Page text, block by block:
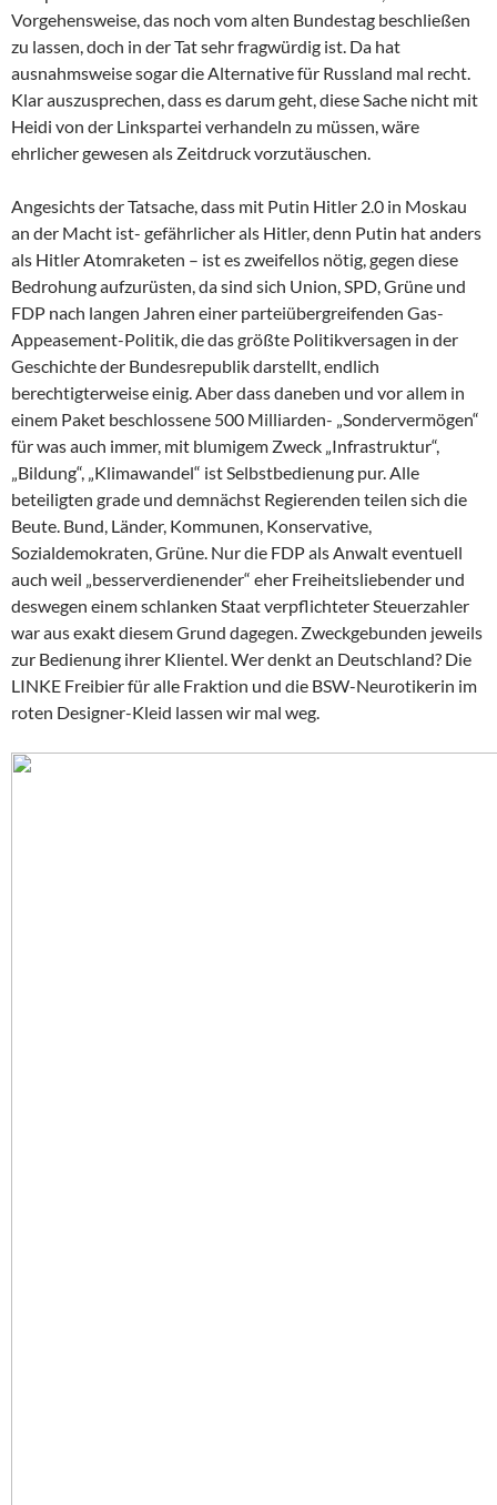
Vorgehensweise, das noch vom alten Bundestag beschließen
zu lassen, doch in der Tat sehr fragwürdig ist. Da hat
ausnahmsweise sogar die Alternative für Russland mal recht.
Klar auszusprechen, dass es darum geht, diese Sache nicht mit
Heidi von der Linkspartei verhandeln zu müssen, wäre
ehrlicher gewesen als Zeitdruck vorzutäuschen.
Angesichts der Tatsache, dass mit Putin Hitler 2.0 in Moskau
an der Macht ist- gefährlicher als Hitler, denn Putin hat anders
als Hitler Atomraketen – ist es zweifellos nötig, gegen diese
Bedrohung aufzurüsten, da sind sich Union, SPD, Grüne und
FDP nach langen Jahren einer parteiübergreifenden Gas-
Appeasement-Politik, die das größte Politikversagen in der
Geschichte der Bundesrepublik darstellt, endlich
berechtigterweise einig. Aber dass daneben und vor allem in
einem Paket beschlossene 500 Milliarden- „Sondervermögen“
für was auch immer, mit blumigem Zweck „Infrastruktur“,
„Bildung“, „Klimawandel“ ist Selbstbedienung pur. Alle
beteiligten grade und demnächst Regierenden teilen sich die
Beute. Bund, Länder, Kommunen, Konservative,
Sozialdemokraten, Grüne. Nur die FDP als Anwalt eventuell
auch weil „besserverdienender“ eher Freiheitsliebender und
deswegen einem schlanken Staat verpflichteter Steuerzahler
war aus exakt diesem Grund dagegen. Zweckgebunden jeweils
zur Bedienung ihrer Klientel. Wer denkt an Deutschland? Die
LINKE Freibier für alle Fraktion und die BSW-Neurotikerin im
roten Designer-Kleid lassen wir mal weg.